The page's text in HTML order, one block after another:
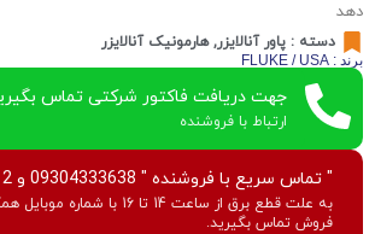
دهد
دسته : پاور آنالایزر,هارمونیک آنالایزر
برند : FLUKE / USA
جهت دریافت فاکتور شرکتی تماس
ارتباط با فروشنده
" تماس سریع با فروشنده " 09304333638 و 09357232212
به علت قطع برق از ساعت 14 تا 16 با
فروش تماس بگیرید.